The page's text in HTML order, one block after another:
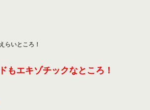
らいところ！
もエキゾチックなところ！